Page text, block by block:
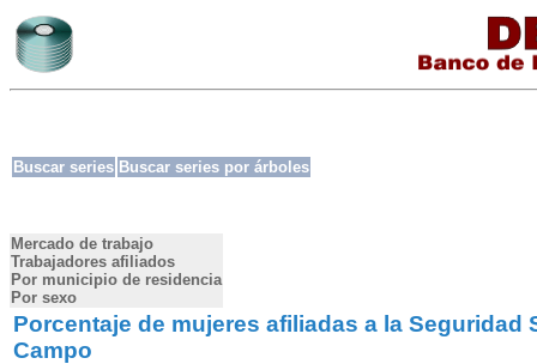
Buscar series Buscar series por árboles
Mercado de trabajo
Trabajadores afiliados
Por municipio de residencia
Por sexo
Porcentaje de mujeres afiliadas a la Seguridad
Campo